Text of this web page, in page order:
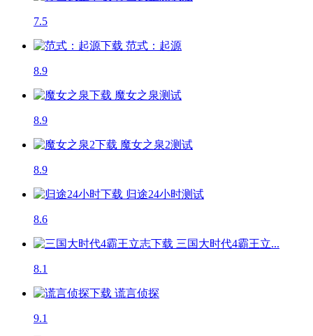
7.5
范式：起源
8.9
魔女之泉测试
8.9
魔女之泉2测试
8.9
归途24小时测试
8.6
三国大时代4霸王立...
8.1
谎言侦探
9.1